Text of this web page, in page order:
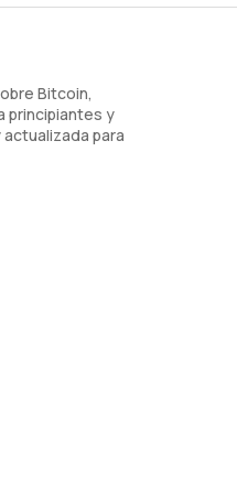
Bitcoin,
principiantes y
para